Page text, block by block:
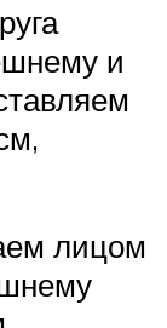
и
лицом